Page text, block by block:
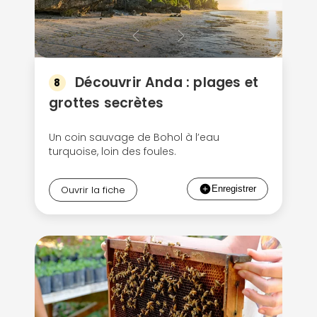
8
Découvrir Anda : plages et
grottes secrètes
Un coin sauvage de Bohol à l’eau
turquoise, loin des foules.
Ouvrir la fiche